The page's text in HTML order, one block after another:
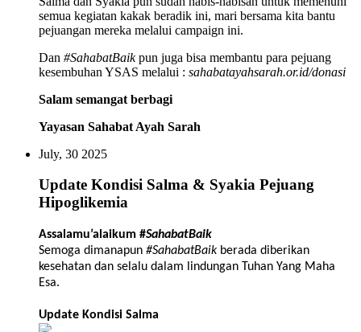
semua kegiatan kakak beradik ini, mari bersama kita bantu
pejuangan mereka melalui campaign ini.
Dan #SahabatBaikpun juga bisa membantu para pejuang
kesembuhan YSAS melalui : sahabatayahsarah.or.id/donasi
Salam semangat berbagi
Yayasan Sahabat Ayah Sarah
July, 30 2025
Update Kondisi Salma & Syakia Pejuang
Hipoglikemia
Assalamu’alaikum #SahabatBaik
Semoga dimanapun #SahabatBaik berada diberikan
kesehatan dan selalu dalam lindungan Tuhan Yang Maha
Esa.
Update Kondisi Salma